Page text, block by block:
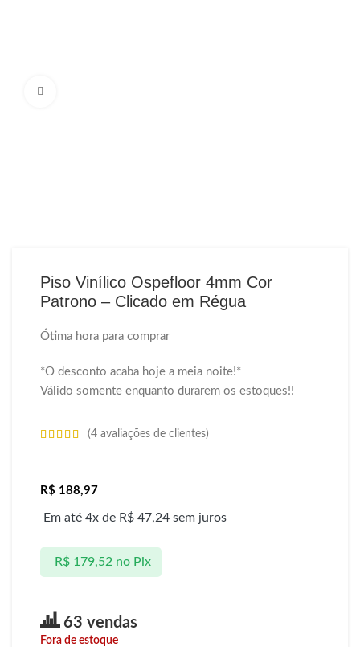
Piso Vinílico Ospefloor 4mm Cor
Patrono – Clicado em Régua
Ótima hora para comprar
*O desconto acaba hoje a meia noite!*
Válido somente enquanto durarem os estoques!!
(4 avaliações de clientes)
R$ 188,97
Em até 4x de R$ 47,24 sem juros
R$179,52 no Pix
63 vendas
Fora de estoque